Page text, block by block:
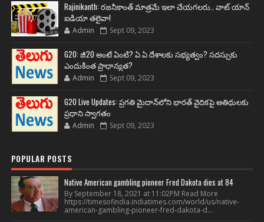
Rajinikanth: రజనీకాంత్ మాత్రమే ఇలా చేయగలరు.. వాట్ యాన్
ఐడియా తలైవా!
Admin Sept 09, 2023
G20: జీ20 అంటే ఏంటి? ఏ ఏ దేశాలకు సభ్యత్వం? సదస్సుకు
ఎందుకింత ప్రాధాన్యత?
Admin Sept 09, 2023
G20 Live Updates: ప్రగతి మైదాన్‌లోని భారత్ వైదికపై అతిథులకు
ప్రధాని స్వాగతం
Admin Sept 09, 2023
POPULAR POSTS
Native American gambling pioneer Fred Dakota dies at 84
By September 18, 2021 at 11:02PM Read More
https://timesofindia.indiatimes.com/world/us/native-
american-gambling-pioneer-fred-dakota-d...